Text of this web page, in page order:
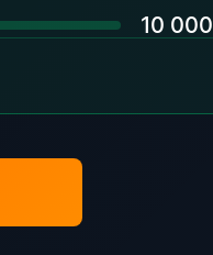
10 000